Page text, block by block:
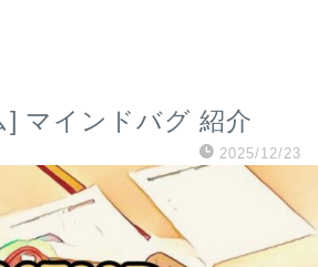
] マインドバグ 紹介
2025/12/23